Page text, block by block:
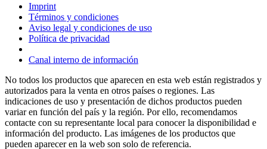
Imprint
Términos y condiciones
Aviso legal y condiciones de uso
Política de privacidad
Canal interno de información
No todos los productos que aparecen en esta web están registrados y
autorizados para la venta en otros países o regiones. Las
indicaciones de uso y presentación de dichos productos pueden
variar en función del país y la región. Por ello, recomendamos
contacte con su representante local para conocer la disponibilidad e
información del producto. Las imágenes de los productos que
pueden aparecer en la web son solo de referencia.